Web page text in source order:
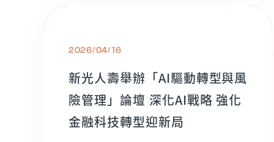
2026/04/16
新光人壽舉辦「AI驅動轉型與風
險管理」論壇 深化AI戰略 強化
金融科技轉型迎新局